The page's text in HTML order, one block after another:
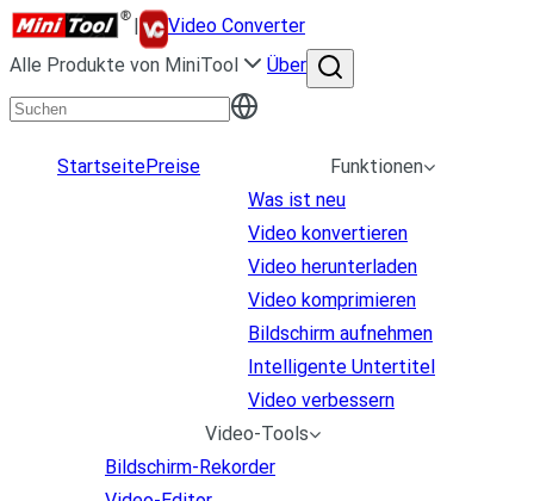
|
Video Converter
Alle Produkte von MiniTool
Über
StartseitePreise
Funktionen
Was ist neu
Video konvertieren
Video herunterladen
Video komprimieren
Bildschirm aufnehmen
Intelligente Untertitel
Video verbessern
Video-Tools
Bildschirm-Rekorder